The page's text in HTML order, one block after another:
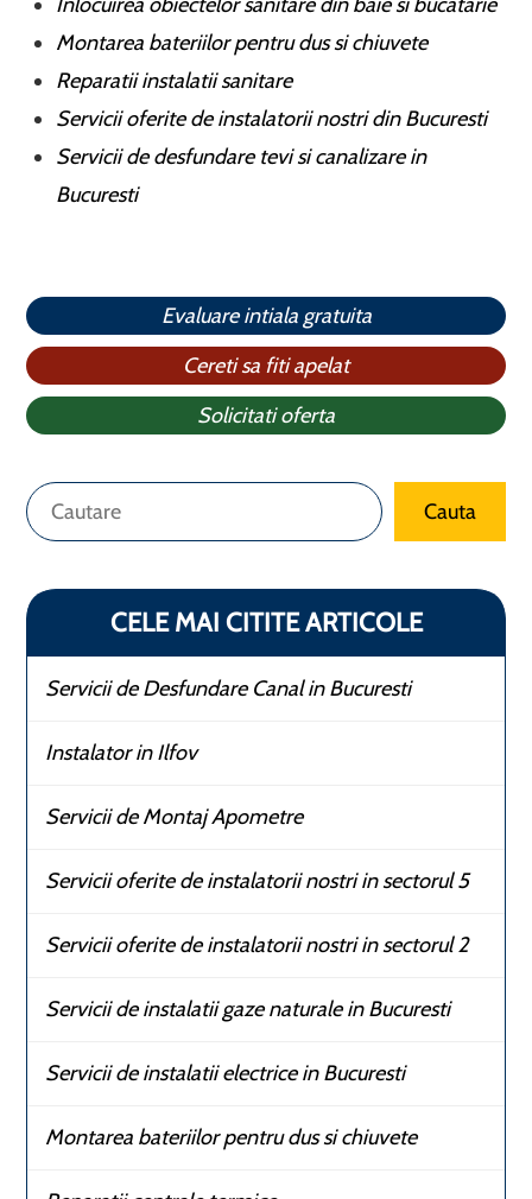
Montarea bateriilor pentru dus si chiuvete
Reparatii instalatii sanitare
Servicii oferite de instalatorii nostri din Bucuresti
Servicii de desfundare tevi si canalizare in
Bucuresti
Evaluare intiala gratuita
Cereti sa fiti apelat
Solicitati oferta
Caută Cauta
CELE MAI CITITE ARTICOLE
Servicii de Desfundare Canal in Bucuresti
Instalator in Ilfov
Servicii de Montaj Apometre
Servicii oferite de instalatorii nostri in sectorul 5
Servicii oferite de instalatorii nostri in sectorul 2
Servicii de instalatii gaze naturale in Bucuresti
Servicii de instalatii electrice in Bucuresti
Montarea bateriilor pentru dus si chiuvete